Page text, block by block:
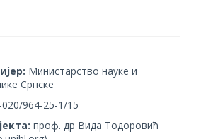
Министарство науке и
Српске
964-25-1/15
проф. др Вида Тодоровић